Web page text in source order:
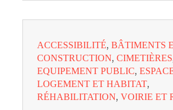
ACCESSIBILITÉ, BÂTIMENTS
CONSTRUCTION, CIMETIÈRES
EQUIPEMENT PUBLIC,
LOGEMENT ET HABITAT,
RÉHABILITATION, VOIRIE ET